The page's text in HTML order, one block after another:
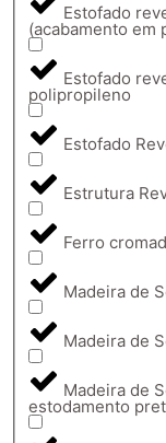
Estofado
(acabamento em
Estofado
polipropileno
Estofado
Estrutura
Ferro
Madeira de
Madeira de
Madeira de
estodamento